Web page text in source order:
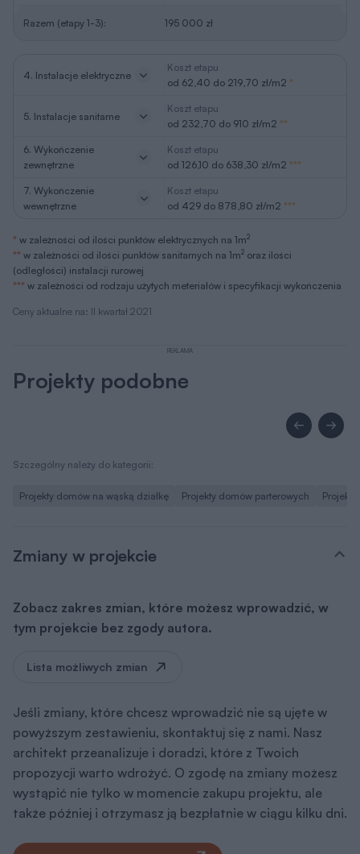
Ceny aktualne na: II kwartał 2021
Razem (etapy 1-3): 195 000 zł
4. Instalacje elektryczne
Koszt etapu
od 62,40 do 219,70 zł/m2 *
5. Instalacje sanitarne
Koszt etapu
od 232,70 do 910 zł/m2 **
6. Wykończenie
zewnętrzne
Koszt etapu
od 126,10 do 638,30 zł/m2 ***
7. Wykończenie
wewnętrzne
Koszt etapu
od 429 do 878,80 zł/m2 ***
* w zależności od ilości punktów elektrycznych na 1m2
** w zależności od ilości punktów sanitarnych na 1m2 oraz ilości
(odległości) instalacji rurowej
*** w zależności od rodzaju użytych meteriałów i specyfikacji wykończenia
REKLAMA
Projekty podobne
Szczególny należy do kategorii:
Projekty domów na wąską działkę Projekty domów parterowych
Zmiany w projekcie
Zobacz zakres zmian, które możesz wprowadzić, w
tym projekcie bez zgody autora.
Lista możliwych zmian
Jeśli zmiany, które chcesz wprowadzić nie są ujęte w
powyższym zestawieniu, skontaktuj się z nami. Nasz
architekt przeanalizuje i doradzi, które z Twoich
propozycji warto wdrożyć. O zgodę na zmiany możesz
wystąpić nie tylko w momencie zakupu projektu, ale
także później i otrzymasz ją bezpłatnie w ciągu kilku dni.